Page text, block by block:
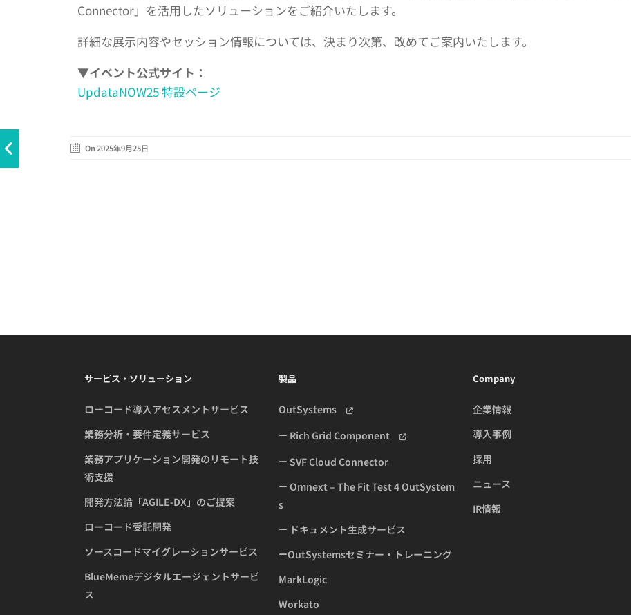
Connector」を活用したソリューションをご紹介いたします。
詳細な展示内容やセッション情報については、決まり次第、改めてご案内いたします。
▼イベント公式サイト：
UpdataNOW25 特設ページ
On 2025年9月25日
サービス・ソリューション
ローコード導入アセスメントサービス
業務分析・要件定義サービス
業務アプリケーション開発のリモート技
術支援
開発方法論「AGILE-DX」のご提案
ローコード受託開発
ソースコードマイグレーションサービス
BlueMemeデジタルエージェントサービ
ス
製品
OutSystems
Rich Grid Component
SVF Cloud Connector
Omnext – The Fit Test 4 OutSystem
s
ドキュメント生成サービス
OutSystemsセミナー・トレーニング
MarkLogic
Workato
Company
企業情報
導入事例
採用
ニュース
IR情報